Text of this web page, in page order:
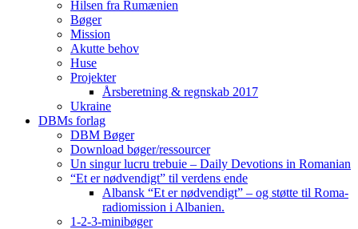
Hilsen fra Rumænien
Bøger
Mission
Akutte behov
Huse
Projekter
Årsberetning & regnskab 2017
Ukraine
DBMs forlag
DBM Bøger
Download bøger/ressourcer
Un singur lucru trebuie – Daily Devotions in Romanian
“Et er nødvendigt” til verdens ende
Albansk “Et er nødvendigt” – og støtte til Roma-
radiomission i Albanien.
1-2-3-minibøger